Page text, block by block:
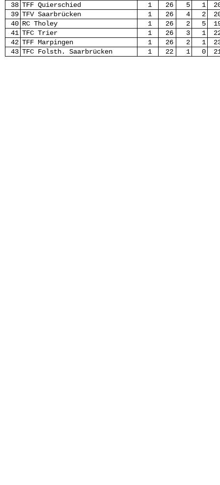
38 TFF Quierschied 1 26 5 1
39 TFV Saarbrücken 1 26 4 2
40 RC Tholey 1 26 2 5
41 TFC Trier 1 26 3 1
42 TFF Marpingen 1 26 2 1
43 TFC Folsth. Saarbrücken 1 22 1 0